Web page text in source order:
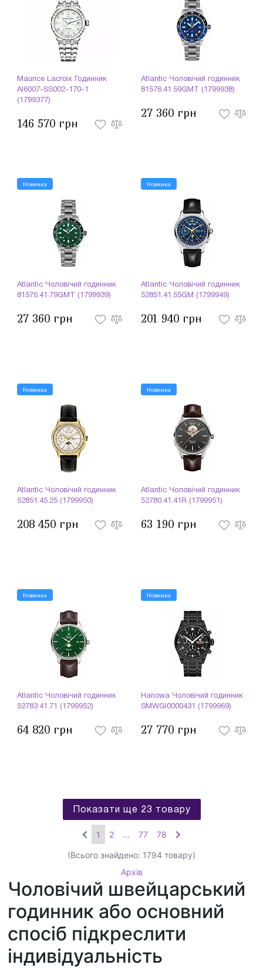
Maurice Lacroix Годинник
AI6007-SS002-170-1
(1799377)
146 570 грн
Atlantic Чоловічий годинник
81576.41.59GMT (1799938)
27 360 грн
Новинка
Atlantic Чоловічий годинник
81576.41.79GMT (1799939)
27 360 грн
Новинка
Atlantic Чоловічий годинник
52851.41.55GM (1799949)
201 940 грн
Новинка
Atlantic Чоловічий годинник
52851.45.25 (1799950)
208 450 грн
Новинка
Atlantic Чоловічий годинник
52780.41.41R (1799951)
63 190 грн
Новинка
Atlantic Чоловічий годинник
52783.41.71 (1799952)
64 820 грн
Новинка
Hanowa Чоловічий годинник
SMWGI0000431 (1799969)
27 770 грн
Показати ще 23 товару
1 2 … 77 78
(Всього знайдено: 1794 товару)
Архів
Чоловічий швейцарський
годинник або основний
спосіб підкреслити
індивідуальність